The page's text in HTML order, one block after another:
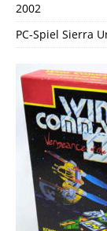
2002
PC-Spiel Sierra